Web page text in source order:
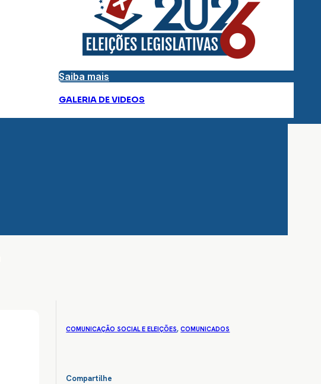
Saiba mais
GALERIA DE VIDEOS
COMUNICAÇÃO SOCIAL E ELEIÇÕES,COMUNICADOS
Compartilhe